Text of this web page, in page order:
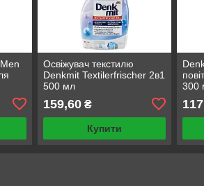
Освіжувач текстилю
Denkmit Textilerfrischer 2в1
500 мл
159,60₴
Купити
300